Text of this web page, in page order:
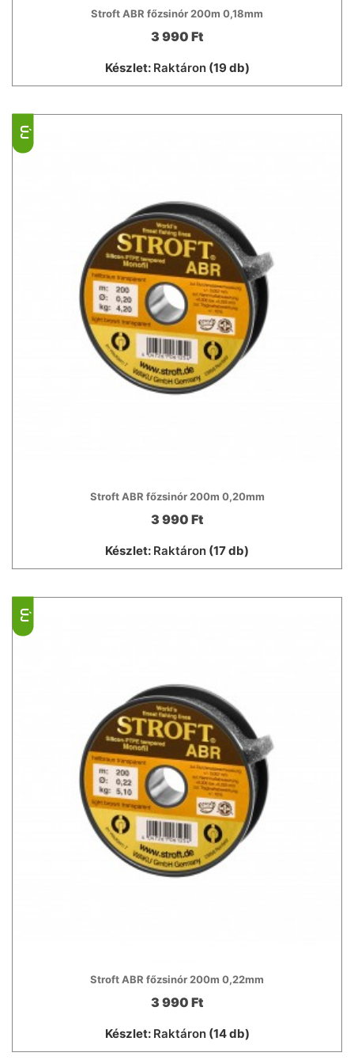
Stroft ABR főzsinór 200m 0,18mm
3 990 Ft
Készlet: Raktáron(19 db)
Stroft ABR főzsinór 200m 0,20mm
3 990 Ft
Készlet: Raktáron (17 db)
ÚJ
Stroft ABR főzsinór 200m 0,22mm
3 990 Ft
Készlet: Raktáron(14 db)
ÚJ